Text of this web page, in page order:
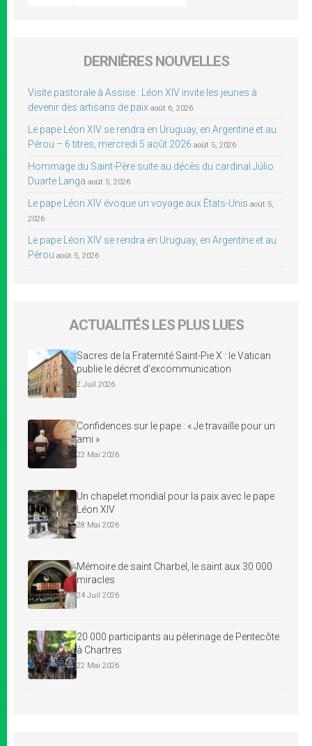
DERNIÈRES NOUVELLES
Visite pastorale à Assise : Léon XIV invite les jeunes à
devenir des artisans de paix août 6, 2026
Le pape Léon XIV se rendra en Uruguay, en Argentine et au
Pérou – 6 titres, mercredi 5 août 2026 août 5, 2026
Hommage du Saint-Père suite au décès du cardinal Júlio
Duarte Langa août 5, 2026
Le pape Léon XIV évoque un voyage aux États-Unis août 5,
2026
Le pape Léon XIV se rendra en Uruguay, en Argentine et au
Pérou août 5, 2026
ACTUALITÉS LES PLUS LUES
Sacres de la Fraternité Saint-Pie X : le Vatican
publie le décret d’excommunication
2 Juil 2026
Confidences sur le pape : « Je travaille pour un
ami »
22 Mai 2026
Un chapelet mondial pour la paix avec le pape
Léon XIV
28 Mai 2026
Mémoire de saint Charbel, le saint aux 30 000
miracles
24 Juil 2026
20 000 participants au pèlerinage de Pentecôte
à Chartres
22 Mai 2026